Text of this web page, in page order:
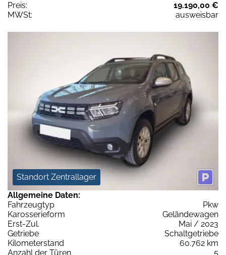
Preis:
19.190,00 €
MWSt:
ausweisbar
Standort Zentrallager
Allgemeine Daten:
Fahrzeugtyp
Pkw
Karosserieform
Geländewagen
Erst-Zul.
Mai / 2023
Getriebe
Schaltgetriebe
Kilometerstand
60.762 km
Anzahl der Türen
5